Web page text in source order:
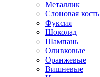
Металлик
Слоновая кость
Фуксия
Шоколад
Шампань
Оливковые
Оранжевые
Вишневые